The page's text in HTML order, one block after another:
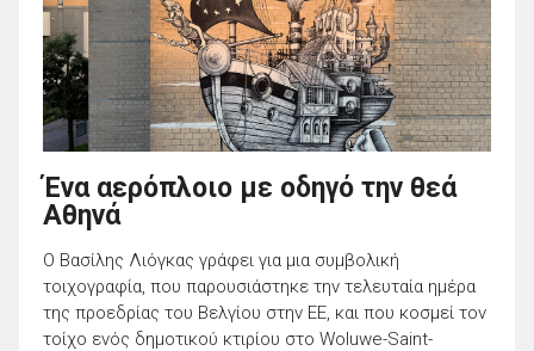
Ένα αερόπλοιο με οδηγό την θεά
Αθηνά
Ο Βασίλης Λιόγκας γράφει για μια συμβολική
τοιχογραφία, που παρουσιάστηκε την τελευταία ημέρα
της προεδρίας του Βελγίου στην ΕΕ, και που κοσμεί τον
τοίχο ενός δημοτικού κτιρίου στο Woluwe-Saint-